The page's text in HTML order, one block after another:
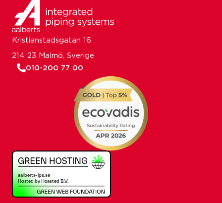
Kristianstadsgatan 16
214 23 Malmö, Sverige
010-200 77 00